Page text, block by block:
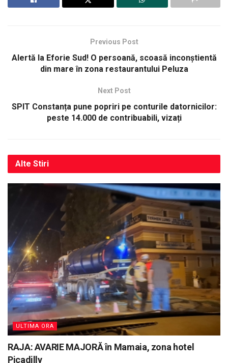
Previous Post
Alertă la Eforie Sud! O persoană, scoasă inconștientă
din mare în zona restaurantului Peluza
Next Post
SPIT Constanța pune popriri pe conturile datornicilor:
peste 14.000 de contribuabili, vizați
Alte Stiri
ULTIMA ORA
RAJA: AVARIE MAJORĂ în Mamaia, zona hotel
Picadilly